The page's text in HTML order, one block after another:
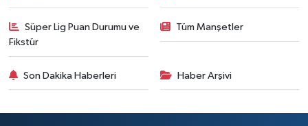
Süper Lig Puan Durumu ve
Fikstür
Tüm Manşetler
Son Dakika Haberleri Haber Arşivi